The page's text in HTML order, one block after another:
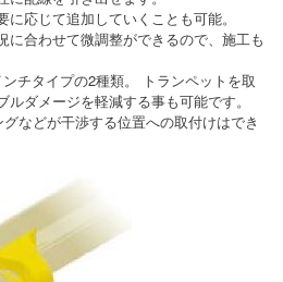
応じて追加していくことも可能。
に合わせて微調整ができるので、施工も
チタイプの2種類。 トランペットを取
ダメージを軽減する事も可能です。
などが干渉する位置への取付けはでき